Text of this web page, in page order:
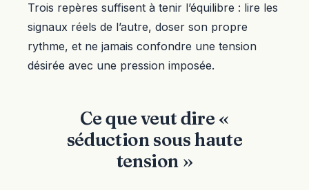
Trois repères suffisent à tenir l’équilibre : lire les
signaux réels de l’autre, doser son propre
rythme, et ne jamais confondre une tension
désirée avec une pression imposée.
Ce que veut dire «
séduction sous haute
tension »